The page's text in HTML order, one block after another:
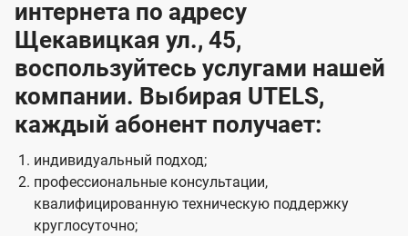
интернета по адресу
Щекавицкая ул., 45,
воспользуйтесь услугами нашей
компании. Выбирая UTELS,
каждый абонент получает:
индивидуальный подход;
профессиональные консультации,
квалифицированную техническую поддержку
круглосуточно;